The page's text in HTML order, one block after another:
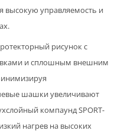
высокую управляемость и
рисунок с
и сплошным внешним
шашки увеличивают
компаунд SPORT-
нагрев на высоких